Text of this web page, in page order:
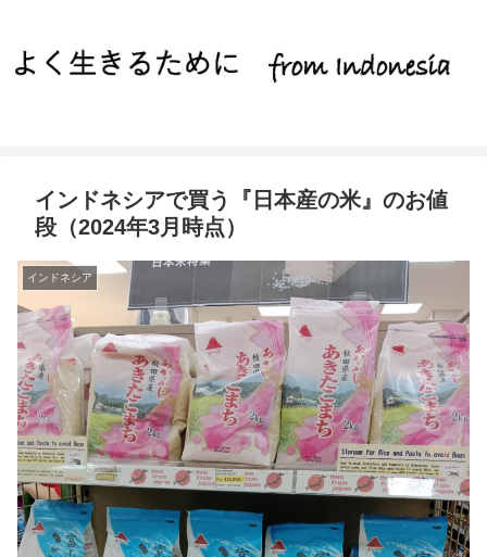
インドネシアで買う『日本産の米』のお値
段（2024年3月時点）
インドネシア